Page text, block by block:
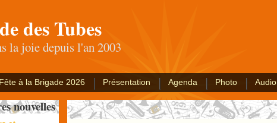
des Tubes
la joie depuis l'an 2003
Fête à la Brigade 2026 Présentation Agenda Photo Audio
nouvelles